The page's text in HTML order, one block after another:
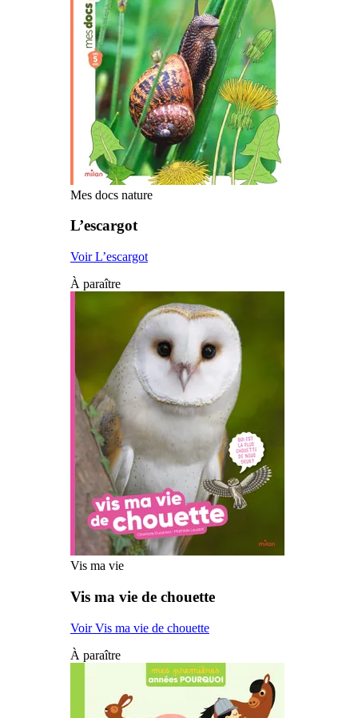
Mes docs nature
L’escargot
Voir L’escargot
À paraître
Vis ma vie
Vis ma vie de chouette
Voir Vis ma vie de chouette
À paraître